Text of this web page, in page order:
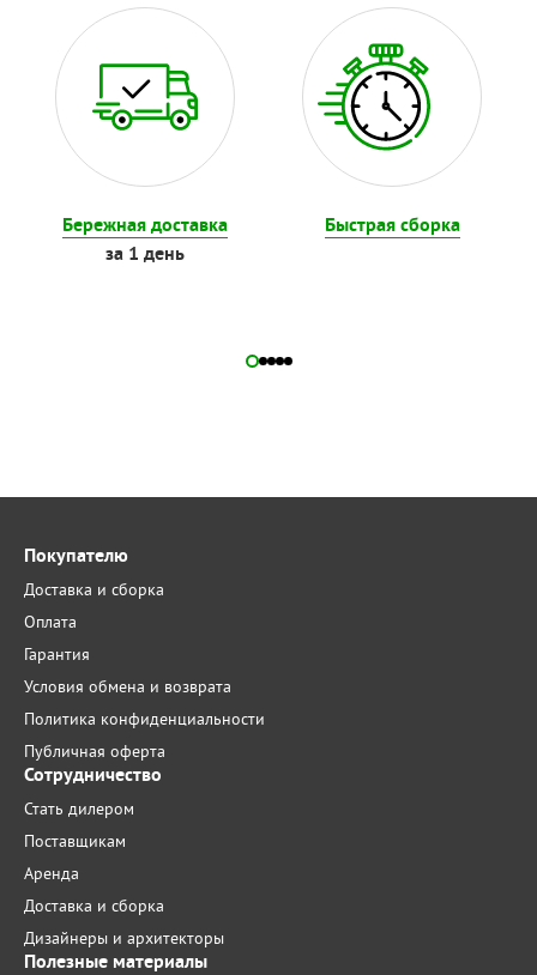
Бережная доставка
за 1 день
Быстрая сборка
Покупателю
Доставка и сборка
Оплата
Гарантия
Условия обмена и возврата
Политика конфиденциальности
Публичная оферта
Сотрудничество
Стать дилером
Поставщикам
Аренда
Доставка и сборка
Дизайнеры и архитекторы
Полезные материалы